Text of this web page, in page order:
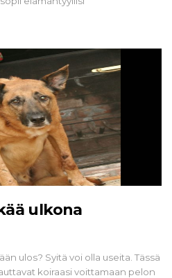
ulkona
ulos? Syitä voi olla useita. Tässä
koiraasi voittamaan pelon